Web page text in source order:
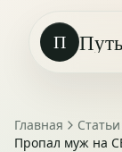
П
Главная
Статьи
Пропал муж на